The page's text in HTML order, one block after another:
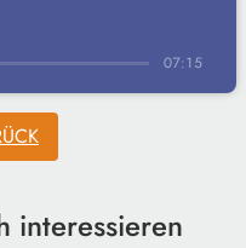
07:15
interessieren